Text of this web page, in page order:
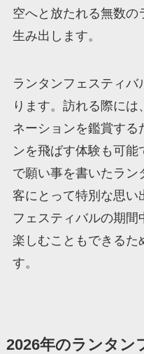
空へと放たれる無数の
生み出します。
ランタンフェスティバ
ります。訪れる際には
ネーションを鑑賞する
ンを飛ばす体験も可
で願い事を書いたラン
客にとって特別な思い
フェスティバルの期間
楽しむこともできるた
す。
2026年のランタン